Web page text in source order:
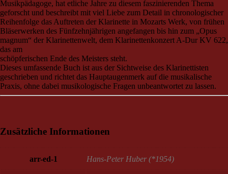
Musikpädagoge, hat etliche Jahre zu diesem faszinierenden Thema
geforscht und beschreibt mit viel Liebe zum Detail in chronologischer
Reihenfolge das Auftreten der Klarinette in Mozarts Werk, von frühen
Bläserwerken des Fünfzehnjährigen angefangen bis hin zum „Opus
magnum“ der Klarinettenwelt, dem Klarinettenkonzert A-Dur KV 622,
das am
schöpferischen Ende des Meisters steht.
Dieses umfassende Buch ist aus der Sichtweise des Klarinettisten
geschrieben und richtet das Hauptaugenmerk auf die musikalische
Praxis, ohne dabei musikologische Fragen unbeantwortet zu lassen.
Zusätzliche Informationen
arr-ed-1 Hans-Peter Huber (*1954)